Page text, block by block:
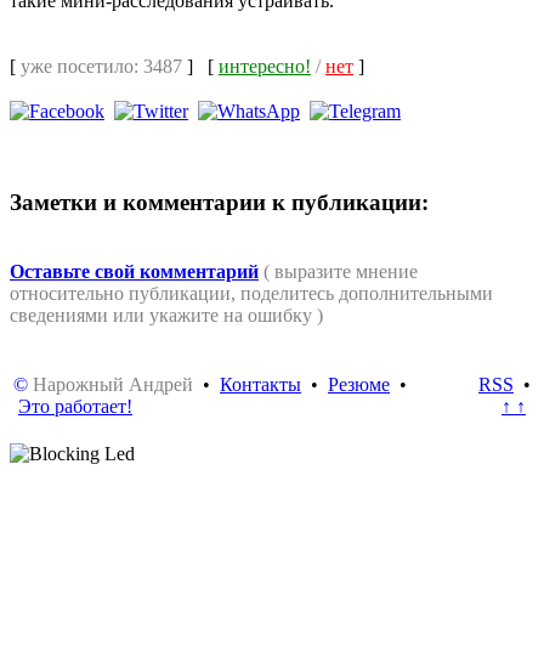
[ уже посетило: 3487 ] [ интересно! /нет ]
Заметки и комментарии к публикации:
Оставьте свой комментарий ( выразите мнение
относительно публикации, поделитесь дополнительными
сведениями или укажите на ошибку )
© Нарожный Андрей • Контакты • Резюме •
Это работает!
RSS •
↑ ↑